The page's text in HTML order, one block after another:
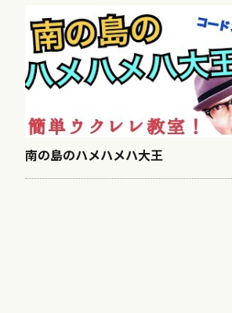
南の島のハメハメハ大王